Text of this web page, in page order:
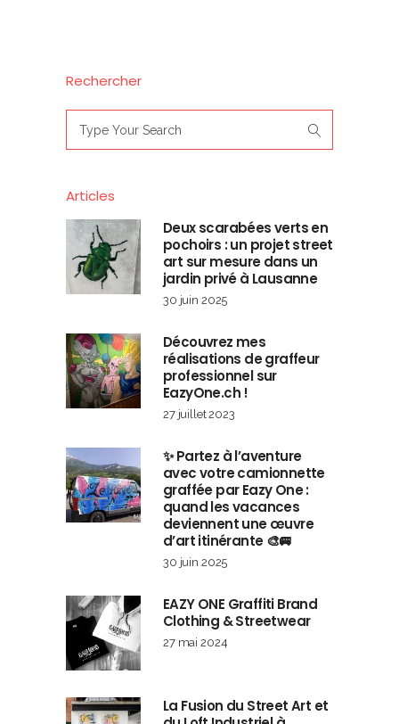
Rechercher
for:
Articles
Deux scarabées verts en
pochoirs : un projet street
art sur mesure dans un
jardin privé à Lausanne
30 juin 2025
Découvrez mes
réalisations de graffeur
professionnel sur
EazyOne.ch !
27 juillet 2023
✨ Partez à l’aventure
avec votre camionnette
graffée par Eazy One :
quand les vacances
deviennent une œuvre
d’art itinérante 🎨🚐
30 juin 2025
EAZY ONE Graffiti Brand
Clothing & Streetwear
27 mai 2024
La Fusion du Street Art et